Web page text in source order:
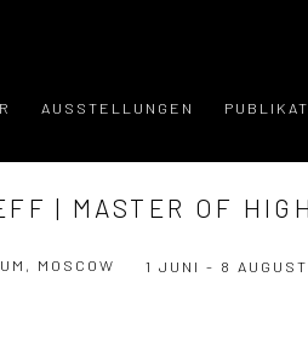
AUSSTELLUNGEN
| MASTER OF
MOSCOW 1 JUNI - 8